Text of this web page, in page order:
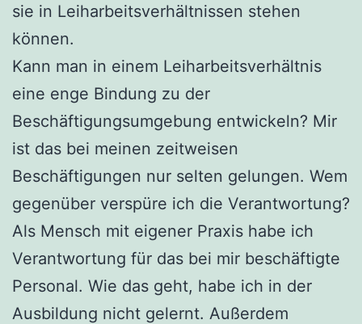
sie in Leiharbeitsverhältnissen stehen
können.
Kann man in einem Leiharbeitsverhältnis
eine enge Bindung zu der
Beschäftigungsumgebung entwickeln? Mir
ist das bei meinen zeitweisen
Beschäftigungen nur selten gelungen. Wem
gegenüber verspüre ich die Verantwortung?
Als Mensch mit eigener Praxis habe ich
Verantwortung für das bei mir beschäftigte
Personal. Wie das geht, habe ich in der
Ausbildung nicht gelernt. Außerdem